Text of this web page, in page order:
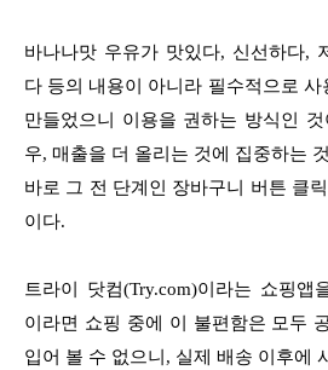
바나나맛 우유가 맛있다, 신선하다,
다 등의 내용이 아니라 필수적으로
만들었으니 이용을 권하는 방식인
우, 매출을 더 올리는 것에 집중하는
바로 그 전 단계인 장바구니 버튼 클
이다.
트라이 닷컴(Try.com)이라는 쇼핑앱
이라면 쇼핑 중에 이 불편함은 모두
입어 볼 수 없으니, 실제 배송 이후에